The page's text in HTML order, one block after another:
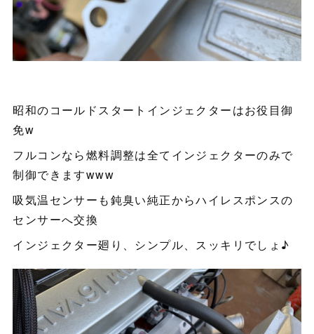
昭和のコールドスタートインジェクターはお役目御
免w
フルコンなら燃料調整は全てインジェクターのみで
制御できますwww
吸気温センサーも鈍臭い純正からハイレスポンスの
センサーへ交換
インジェクター廻り、シンプル、スッキリでしょ♪